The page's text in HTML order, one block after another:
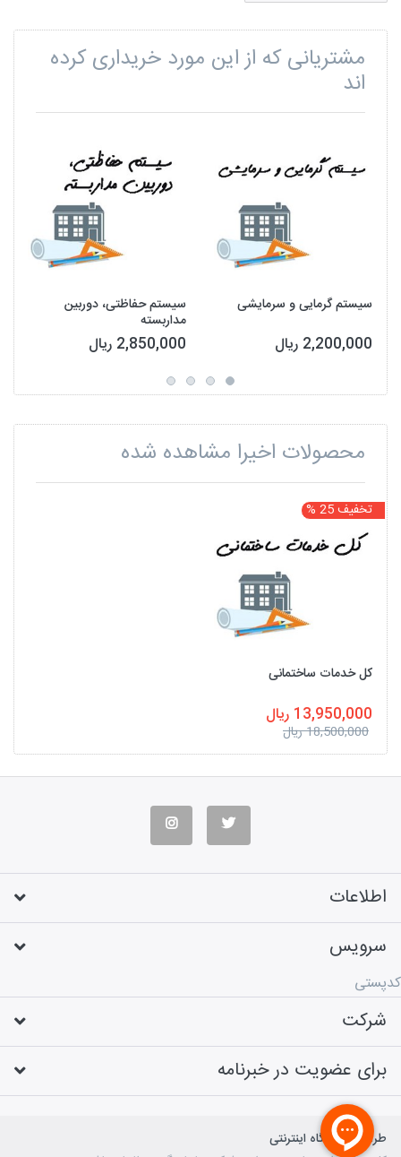
مشتریانی که از این مورد خریداری کرده
اند
سیستم گرمایی و سرمایشی
2,200,000 ریال
سیستم حفاظتی، دوربین
مداربسته
2,850,000 ریال
محصولات اخیرا مشاهده شده
تخفیف 25 %
کل خدمات ساختمانی
13,950,000 ریال
18,500,000 ریال
اطلاعات
سرویس
کدپستی
شرکت
برای عضویت در خبرنامه
طراحی فروشگاه اینترنتی